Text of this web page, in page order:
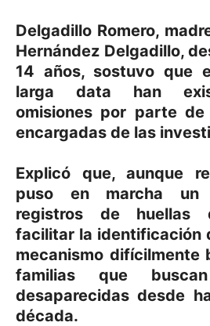
Delgadillo Romero,
Hernández Delgadillo,
14 años, sostuvo que
larga data han
omisiones por parte
encargadas de las
Explicó que, aunque
puso en marcha un
registros de huellas
facilitar la identificación
mecanismo difícilmente
familias que
desaparecidas desde
década.